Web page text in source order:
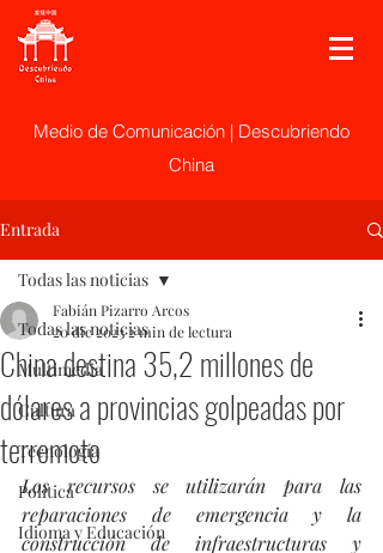
Medio de Comunicación | Descubriendo
China
Entrada
Todas las noticias
Multimedia
Cultura
Tecnología
Politica
Idioma y Educación
Todas las noticias
China destina 35,2 millones de
dólares a provincias golpeadas por
terremoto
Fabián Pizarro Arcos
20 dic 20232 min de lectura
Los recursos se utilizarán para las
reparaciones de emergencia y la
construcción de infraestructuras y